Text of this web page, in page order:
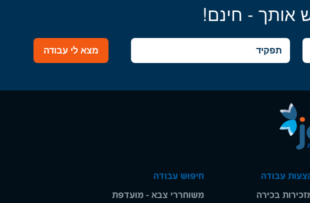
אותך - חינם!
מצא לי עבודה
עבודה
בכירה
חיפוש עבודה
משוחררי צבא - מועדפת